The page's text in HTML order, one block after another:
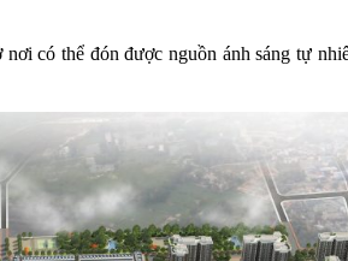
có thể đón được nguồn ánh sáng tự